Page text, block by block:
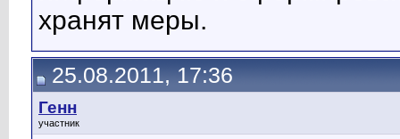
хранят меры.
25.08.2011, 17:36
Генн
участник